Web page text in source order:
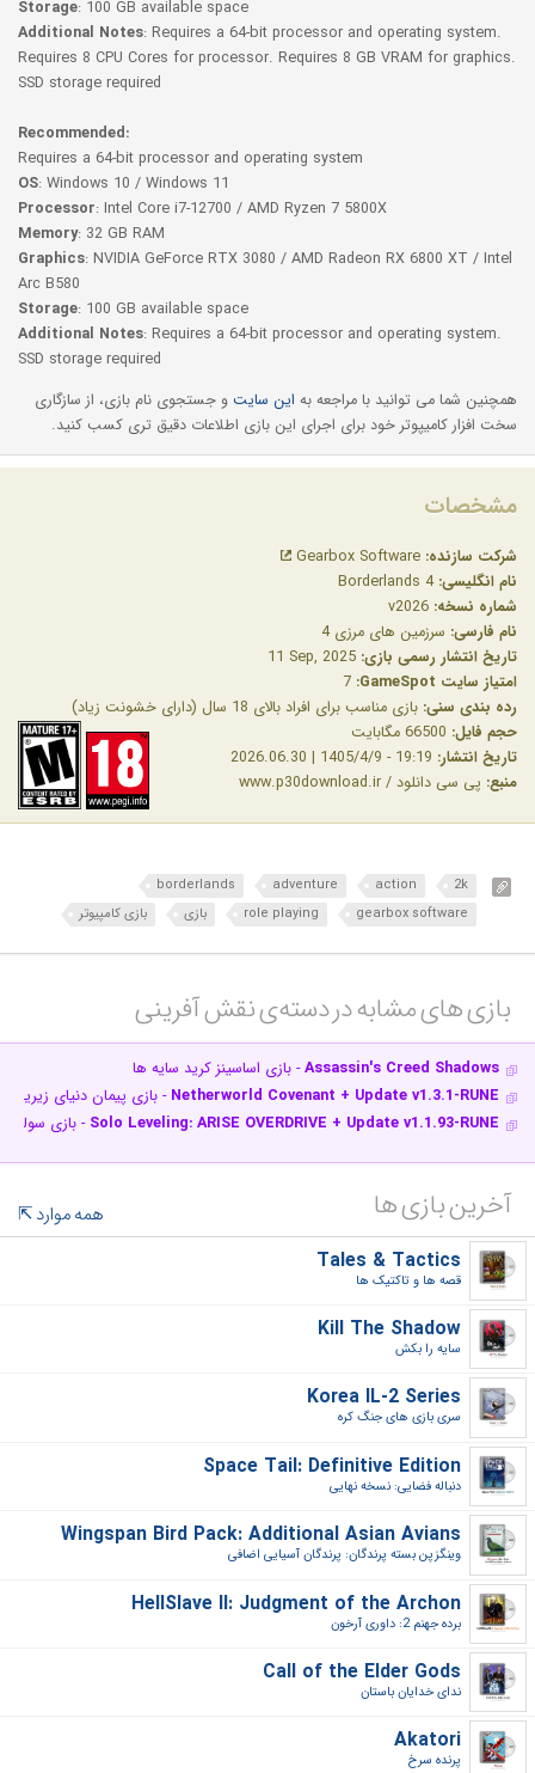
Storage: 100 GB available space
Additional Notes: Requires a 64-bit processor and operating system.
Requires 8 CPU Cores for processor. Requires 8 GB VRAM for graphics.
SSD storage required
Recommended:
Requires a 64-bit processor and operating system
OS: Windows 10 / Windows 11
Processor: Intel Core i7-12700 / AMD Ryzen 7 5800X
Memory: 32 GB RAM
Graphics: NVIDIA GeForce RTX 3080 / AMD Radeon RX 6800 XT / Intel
Arc B580
Storage: 100 GB available space
Additional Notes: Requires a 64-bit processor and operating system.
SSD storage required
همچنین شما می توانید با مراجعه به این سایت و جستجوی نام بازی، از سازگاری
سخت افزار کامیپوتر خود برای اجرای این بازی اطلاعات دقیق تری کسب کنید.
مشخصات
شرکت سازنده:
نام انگلیسی: Borderlands 4
شماره نسخه:
نام فارسی: سرزمین های مرزی 4
تاریخ انتشار رسمی بازی:
امتیاز سایت GameSpot:‏
رده بندی سنی: بازی مناسب برای افراد بالای 18 سال (دارای خشونت زیاد)
حجم فایل:
تاریخ انتشار:
منبع: پی سی دانلود / www.p30download.ir
2k
action
adventure
borderlands
gearbox software
role playing بازی بازی کامپیوتر
بازی های مشابه در دسته‌ی‌ نقش آفرینی‎
Assassin's Creed Shadows- بازی اساسینز کرید سایه ها
Netherworld Covenant + Update v1.3.1-RUNE - بازی پیمان دنیای زیرین
Solo Leveling: ARISE OVERDRIVE + Update v1.1.93-RUNE - بازی سولو
آخرین بازی ها
همه موارد
Tales & Tactics
قصه ها و تاکتیک ها‎
Kill The Shadow
سایه را بکش‎
Korea IL-2 Series
سری بازی های جنگ کره‎
Space Tail: Definitive Edition
دنباله فضایی: نسخه نهایی‎
Wingspan Bird Pack: Additional Asian Avians
وینگزپن بسته پرندگان: پرندگان آسیایی اضافی‎
HellSlave II: Judgment of the Archon
برده جهنم 2: داوری آرخون‎
Call of the Elder Gods
ندای خدایان باستان‎
Akatori
پرنده سرخ‎